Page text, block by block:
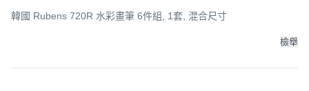
韓國 Rubens 720R 水彩畫筆 6件組, 1套, 混合尺寸
檢舉